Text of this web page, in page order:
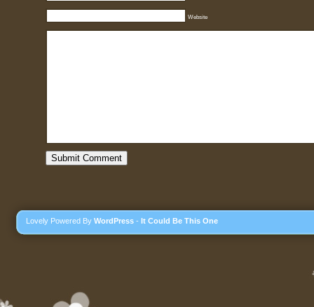
Website
Lovely Powered By WordPress - It Could Be This One